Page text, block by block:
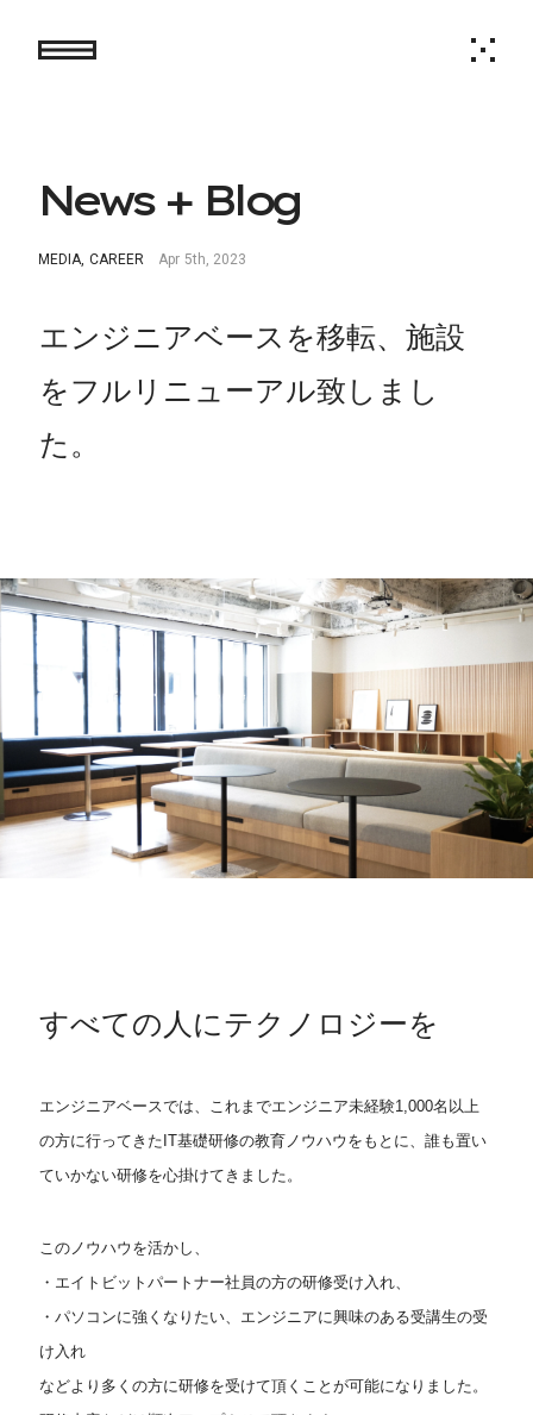
News + Blog
M ED IA, CAREER Apr 5t h, 2023
エンジニアベースを移転、施設
をフルリニューアル致しまし
た。
すべての人にテクノロジーを
エンジニアベースでは、これまでエンジニア未経験1,000名以上
の方に行ってきたIT基礎研修の教育ノウハウをもとに、誰も置い
ていかない研修を心掛けてきました。
このノウハウを活かし、
・エイトビットパートナー社員の方の研修受け入れ、
・パソコンに強くなりたい、エンジニアに興味のある受講生の受
け入れ
などより多くの方に研修を受けて頂くことが可能になりました。